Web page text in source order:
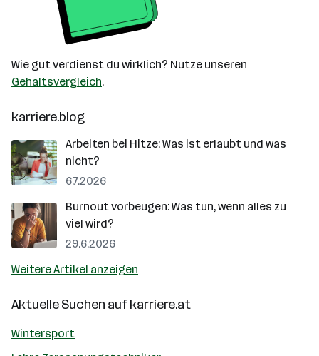
Wie gut verdienst du wirklich? Nutze unseren
Gehaltsvergleich.
karriere.blog
Arbeiten bei Hitze: Was ist erlaubt und was
nicht?
6.7.2026
Burnout vorbeugen: Was tun, wenn alles zu
viel wird?
29.6.2026
Weitere Artikel anzeigen
Aktuelle Suchen aufkarriere.at
Wintersport